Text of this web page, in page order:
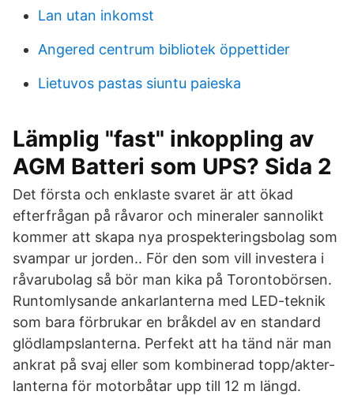
Lan utan inkomst
Angered centrum bibliotek öppettider
Lietuvos pastas siuntu paieska
Lämplig "fast" inkoppling av
AGM Batteri som UPS? Sida 2
Det första och enklaste svaret är att ökad
efterfrågan på råvaror och mineraler sannolikt
kommer att skapa nya prospekteringsbolag som
svampar ur jorden.. För den som vill investera i
råvarubolag så bör man kika på Torontobörsen.
Runtomlysande ankarlanterna med LED-teknik
som bara förbrukar en bråkdel av en standard
glödlampslanterna. Perfekt att ha tänd när man
ankrat på svaj eller som kombinerad topp/akter-
lanterna för motorbåtar upp till 12 m längd.